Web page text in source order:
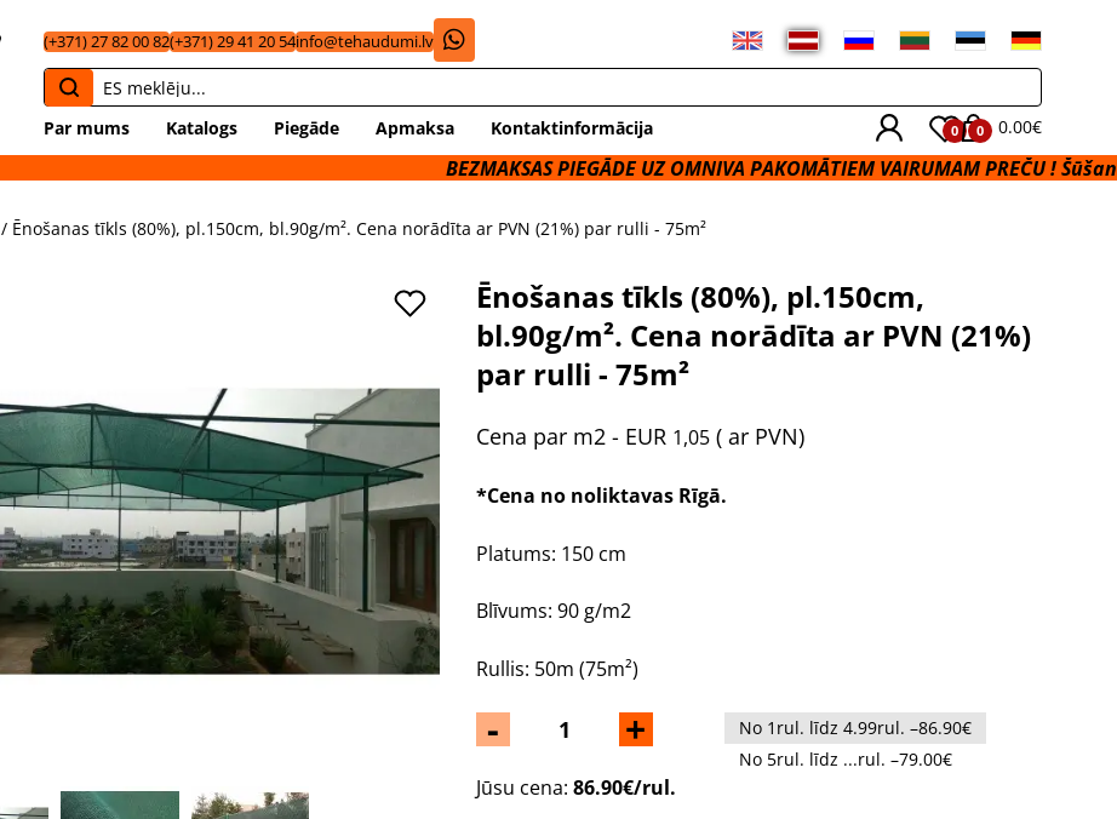
(+371) 27 82 00 82(+371) 29 41 20 54info@tehaudumi.lv
Par mums Katalogs Piegāde Apmaksa Kontaktinformācija 0 0 0.00€
BEZMAKSAS PIEGĀDE UZ OMNIVA PAKOMĀTIEM VAIRUMAM PREČU ! Šūšanas
/ Ēnošanas tīkls (80%), pl.150cm, bl.90g/m². Cena norādīta ar PVN (21%) par rulli - 75m²
Ēnošanas tīkls (80%), pl.150cm,
bl.90g/m². Cena norādīta ar PVN (21%)
par rulli - 75m²
Cena par m2 - EUR 1,05( ar PVN)
*Cena no noliktavas Rīgā.
Platums: 150 cm
Blīvums: 90 g/m2
Rullis: 50m (75m²)
- +
Jūsu cena: 86.90€/rul.
No 1rul. līdz 4.99rul. –86.90€
No 5rul. līdz ...rul. –79.00€